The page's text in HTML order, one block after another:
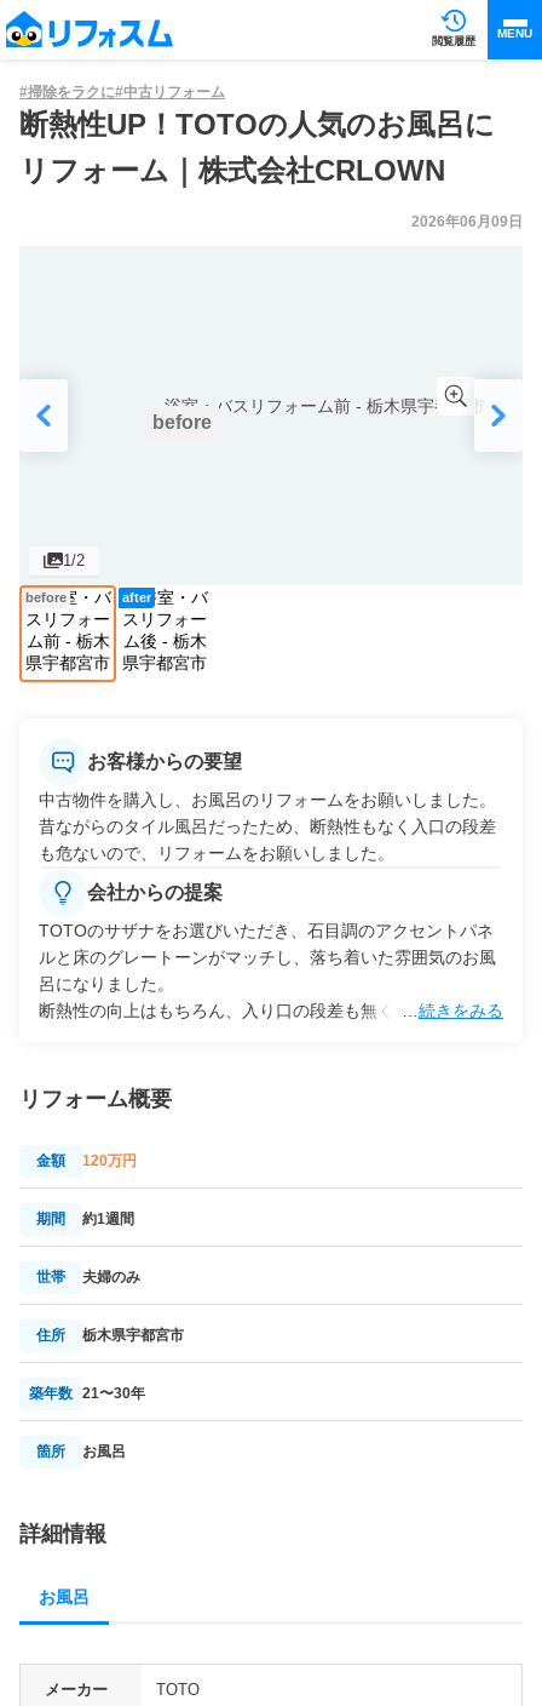
閲覧履歴
MENU
#掃除をラクに#中古リフォーム
断熱性UP！TOTOの人気のお風呂に
リフォーム｜株式会社CRLOWN
2026年06月09日
before
1/2
before after
お客様からの要望
中古物件を購入し、お風呂のリフォームをお願いしました。
昔ながらのタイル風呂だったため、断熱性もなく入口の段差
も危ないので、リフォームをお願いしました。
会社からの提案
TOTOのサザナをお選びいただき、石目調のアクセントパネ
ルと床のグレートーンがマッチし、落ち着いた雰囲気のお風
呂になりました。
断熱性の向上はもちろん、入り口の段差も無くなり安全性も
続きをみる
リフォーム概要
金額 120万円
期間 約1週間
世帯 夫婦のみ
住所 栃木県宇都宮市
築年数 21〜30年
箇所 お風呂
詳細情報
お風呂
メーカー TOTO